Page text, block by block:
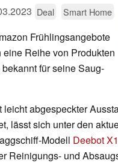
Deal Smart Home
Frühlingsangebote
Reihe von Produkten
für seine Saug-
leicht abgespeckter
lässt sich unter den
Modell Deebot
Reinigungs- und